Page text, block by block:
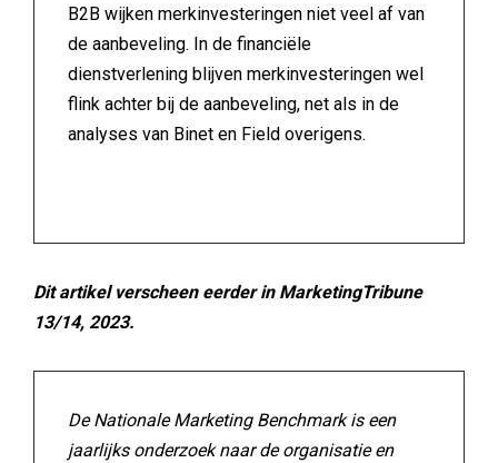
B2B wijken merkinvesteringen niet veel af van
de aanbeveling. In de financiële
dienstverlening blijven merkinvesteringen wel
flink achter bij de aanbeveling, net als in de
analyses van Binet en Field overigens.
Dit artikel verscheen eerder in MarketingTribune
13/14, 2023.
De Nationale Marketing Benchmark is een
jaarlijks onderzoek naar de organisatie en